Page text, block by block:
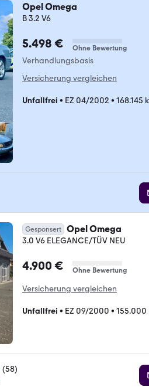
Opel Omega
B 3.2 V6
5.498 € Ohne Bewertung
Verhandlungsbasis
Versicherung vergleichen
Unfallfrei • EZ 04/2002 • 168.145
Gesponsert Opel Omega
3.0 V6 ELEGANCE/TÜV NEU
4.900 € Ohne Bewertung
Versicherung vergleichen
Unfallfrei • EZ 09/2000 • 155.000
(58)